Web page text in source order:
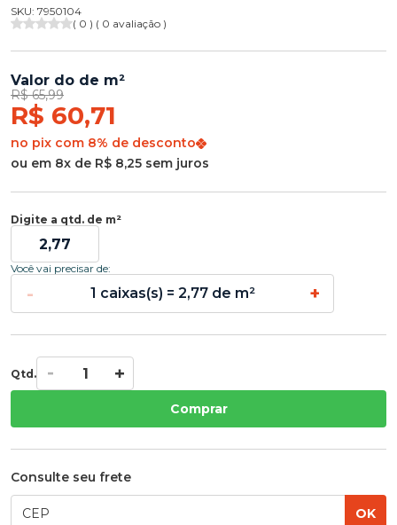
SKU: 7950104
( 0 ) ( 0 avaliação )
Valor do de m²
R$ 65,99
R$ 60,71
no pix com 8% de desconto
ou em 8x de R$ 8,25 sem juros
Digite a qtd. de m²
Você vai precisar de:
- 1 caixas(s) = 2,77 de m² +
Qtd.
Comprar
Consulte seu frete
OK